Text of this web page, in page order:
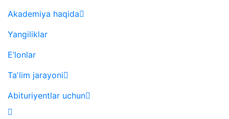
Akademiya haqida
Yangiliklar
E’lonlar
Taʼlim jarayoni
Abituriyentlar uchun